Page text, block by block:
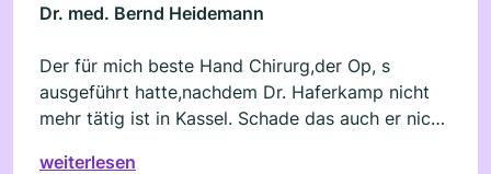
Dr. med. Bernd Heidemann
Der für mich beste Hand Chirurg,der Op, s
ausgeführt hatte,nachdem Dr. Haferkamp nicht
mehr tätig ist in Kassel. Schade das auch er nicht
weiterlesen